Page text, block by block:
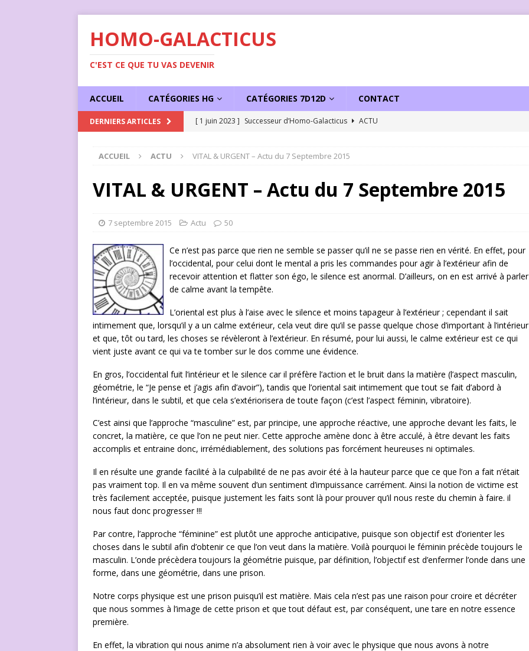
HOMO-GALACTICUS
C'EST CE QUE TU VAS DEVENIR
ACCUEIL CATÉGORIES HG CATÉGORIES 7D12D CONTACT
DERNIERS ARTICLES [ 1 juin 2023 ] Successeur d’Homo-Galacticus ACTU
ACCUEIL ACTU VITAL & URGENT – Actu du 7 Septembre 2015
VITAL & URGENT – Actu du 7 Septembre 2015
7 septembre 2015 Actu 50
Ce n’est pas parce que rien ne semble se passer qu’il ne se passe rien en vérité. En effet, pour
l’occidental, pour celui dont le mental a pris les commandes pour agir à l’extérieur afin de
recevoir attention et flatter son égo, le silence est anormal. D’ailleurs, on en est arrivé à parler
de calme avant la tempête.
L’oriental est plus à l’aise avec le silence et moins tapageur à l’extérieur ; cependant il sait
intimement que, lorsqu’il y a un calme extérieur, cela veut dire qu’il se passe quelque chose d’important à l’intérieur
et que, tôt ou tard, les choses se révèleront à l’extérieur. En résumé, pour lui aussi, le calme extérieur est ce qui
vient juste avant ce qui va te tomber sur le dos comme une évidence.
En gros, l’occidental fuit l’intérieur et le silence car il préfère l’action et le bruit dans la matière (l’aspect masculin,
géométrie, le “Je pense et j’agis afin d’avoir”), tandis que l’oriental sait intimement que tout se fait d’abord à
l’intérieur, dans le subtil, et que cela s’extériorisera de toute façon (c’est l’aspect féminin, vibratoire).
C’est ainsi que l’approche “masculine” est, par principe, une approche réactive, une approche devant les faits, le
concret, la matière, ce que l’on ne peut nier. Cette approche amène donc à être acculé, à être devant les faits
accomplis et entraine donc, irrémédiablement, des solutions pas forcément heureuses ni optimales.
Il en résulte une grande facilité à la culpabilité de ne pas avoir été à la hauteur parce que ce que l’on a fait n’était
pas vraiment top. Il en va même souvent d’un sentiment d’impuissance carrément. Ainsi la notion de victime est
très facilement acceptée, puisque justement les faits sont là pour prouver qu’il nous reste du chemin à faire. il
nous faut donc progresser !!!
Par contre, l’approche “féminine” est plutôt une approche anticipative, puisque son objectif est d’orienter les
choses dans le subtil afin d’obtenir ce que l’on veut dans la matière. Voilà pourquoi le féminin précède toujours le
masculin. L’onde précèdera toujours la géométrie puisque, par définition, l’objectif est d’enfermer l’onde dans une
forme, dans une géométrie, dans une prison.
Notre corps physique est une prison puisqu’il est matière. Mais cela n’est pas une raison pour croire et décréter
que nous sommes à l’image de cette prison et que tout défaut est, par conséquent, une tare en notre essence
première.
En effet, la vibration qui nous anime n’a absolument rien à voir avec le physique que nous avons à notre